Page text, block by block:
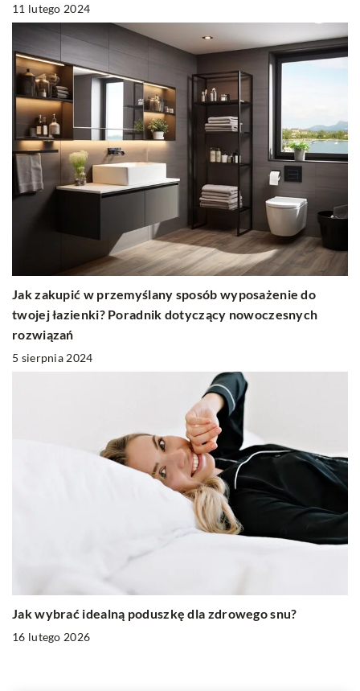
11 lutego 2024
Jak zakupić w przemyślany sposób wyposażenie do
twojej łazienki? Poradnik dotyczący nowoczesnych
rozwiązań
5 sierpnia 2024
Jak wybrać idealną poduszkę dla zdrowego snu?
16 lutego 2026